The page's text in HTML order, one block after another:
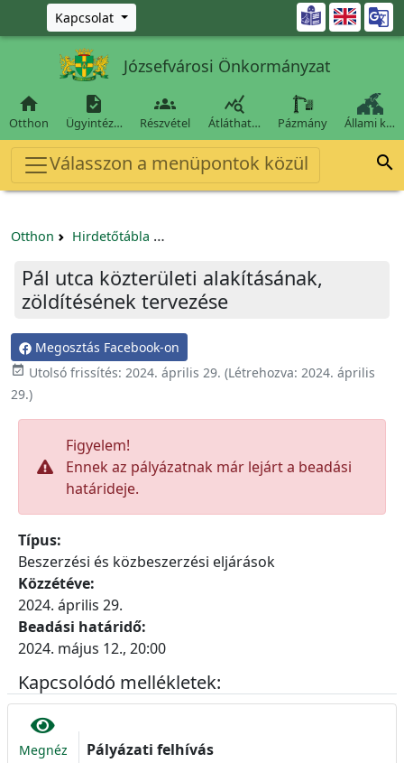
Ugrás a fő tartalomra
Kapcsolat 
Józsefvárosi Önkormányzat

Otthon

Ügyintéz…

Részvétel

Átláthat… Pázmány Állami k…
Válasszon a menüpontok közül 
Otthon Hirdetőtábla
Pál utca közterületi alakításának,
zöldítésének tervezése
Megosztás Facebook-on
 Utolsó frissítés: 2024. április 29. (Létrehozva: 2024. április
29.)
Figyelem!
Ennek az pályázatnak már lejárt a beadási
határideje.
Típus:
Beszerzési és közbeszerzési eljárások
Közzétéve:
2024. április 29.
Beadási határidő:
2024. május 12., 20:00
Kapcsolódó mellékletek:
Megnéz Pályázati felhívás